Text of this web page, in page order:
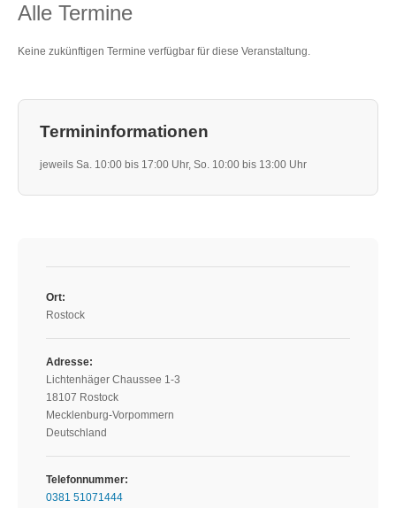
Alle Termine
Keine zukünftigen Termine verfügbar für diese Veranstaltung.
Termininformationen
jeweils Sa. 10:00 bis 17:00 Uhr, So. 10:00 bis 13:00 Uhr
Ort:
Rostock
Adresse:
Lichtenhäger Chaussee 1-3
18107 Rostock
Mecklenburg-Vorpommern
Deutschland
Telefonnummer:
0381 51071444